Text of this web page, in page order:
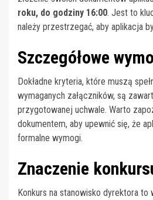
roku, do godziny 16:00. Jest to
należy przestrzegać, aby aplikacja
Szczegółowe
Dokładne kryteria, które muszą
wymaganych załączników, są
przygotowanej uchwale. Warto
dokumentem, aby upewnić się, że
formalne wymogi.
Znaczenie
Konkurs na stanowisko dyrektora to